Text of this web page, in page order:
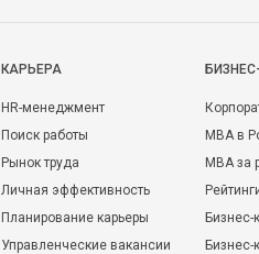
КАРЬЕРА
HR-менеджмент
Поиск работы
Рынок труда
Личная эффективность
Планирование карьеры
Управленческие вакансии
MBA в
MBA за
Бизнес-
Бизнес-